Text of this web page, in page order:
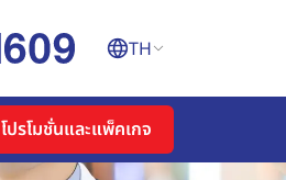
TH
โปรโมชั่นและแพ็คเกจ